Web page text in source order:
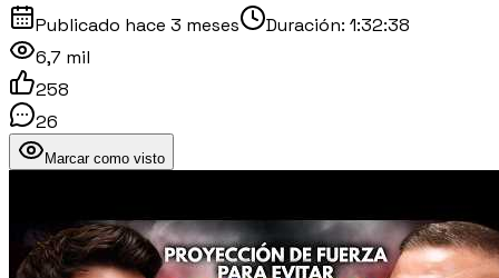
Publicado hace 3 meses Duración: 1:32:38
6,7 mil
258
26
Marcar como visto